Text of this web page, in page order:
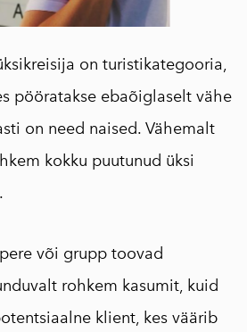
on turistikategooria,
pööratakse ebaõiglaselt vähe
on need naised. Vähemalt
kokku puutunud üksi
või grupp toovad
rohkem kasumit, kuid
klient, kes väärib